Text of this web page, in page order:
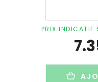
de
charge
personnalisé
PRIX INDICATIF